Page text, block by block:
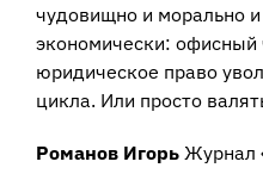
чудовищно и морально
экономически: офисный
юридическое право
цикла. Или просто
Романов ИгорьЖурнал